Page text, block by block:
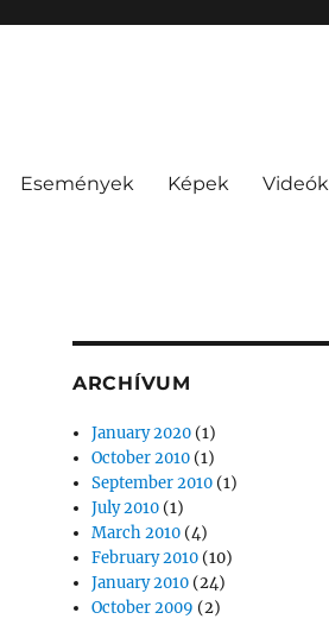
Események Képek Videók
ARCHÍVUM
January 2020 (1)
October 2010 (1)
September 2010 (1)
July 2010 (1)
March 2010 (4)
February 2010 (10)
January 2010 (24)
October 2009 (2)